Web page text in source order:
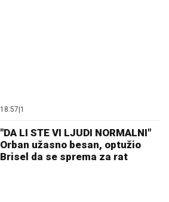
18:57 1
"DA LI STE VI LJUDI NORMALNI"
Orban užasno besan, optužio
Brisel da se sprema za rat